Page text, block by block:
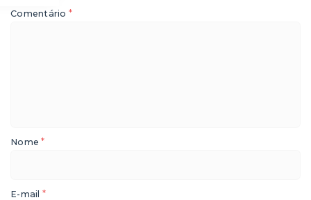
Comentário *
Nome*
E-mail *